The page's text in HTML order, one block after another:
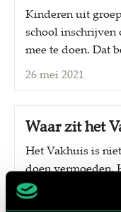
Kinderen uit
school inschrijven
mee te doen. Dat
26 mei 2021
Waar zit het
Het Vakhuis is
doen vermoeden.
lespakket waarin
in...